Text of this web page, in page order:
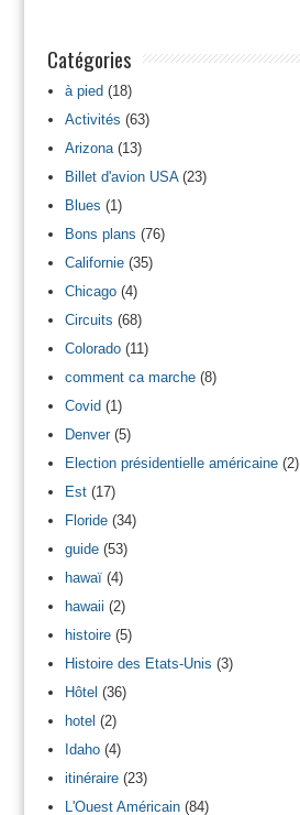
Catégories
à pied (18)
Activités (63)
Arizona(13)
Billet d'avion USA(23)
Blues (1)
Bons plans (76)
Californie(35)
Chicago(4)
Circuits (68)
Colorado(11)
comment ca marche(8)
Covid (1)
Denver(5)
Election présidentielle américaine(2)
Est(17)
Floride(34)
guide(53)
hawaï(4)
hawaii (2)
histoire(5)
Histoire des Etats-Unis (3)
Hôtel (36)
hotel (2)
Idaho(4)
itinéraire(23)
L'Ouest Américain(84)